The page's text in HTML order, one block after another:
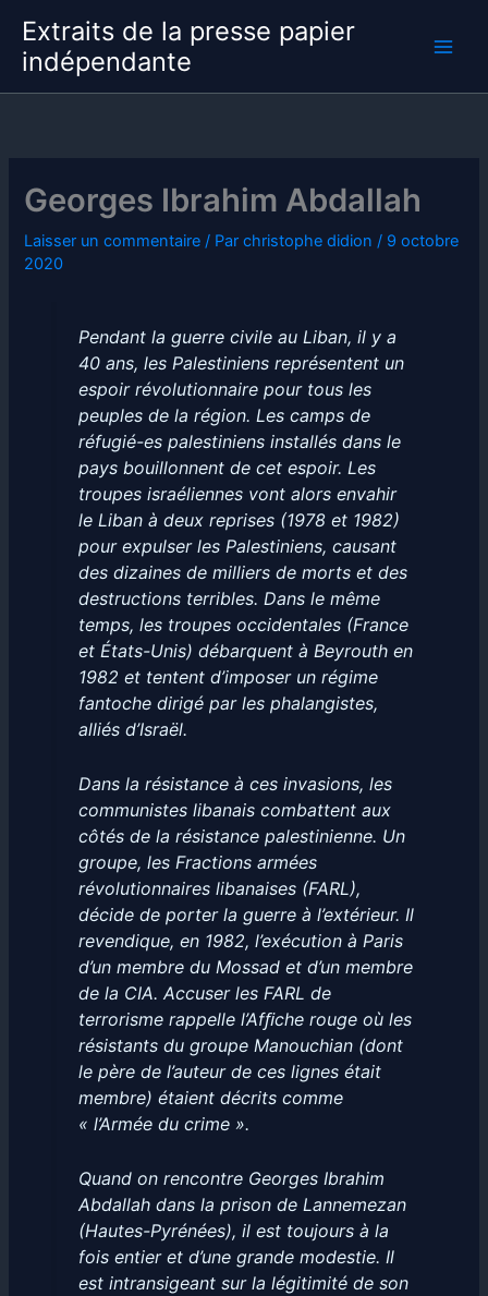
contenu
Extraits de la presse papier
indépendante
Georges Ibrahim Abdallah
Laisser un commentaire / Parchristophe didion / 9 octobre
2020
Pendant la guerre civile au Liban, il y a
40 ans, les Palestiniens représentent un
espoir révolutionnaire pour tous les
peuples de la région. Les camps de
réfugié-es palestiniens installés dans le
pays bouillonnent de cet espoir. Les
troupes israéliennes vont alors envahir
le Liban à deux reprises (1978 et 1982)
pour expulser les Palestiniens, causant
des dizaines de milliers de morts et des
destructions terribles. Dans le même
temps, les troupes occidentales (France
et États-Unis) débarquent à Beyrouth en
1982 et tentent d’imposer un régime
fantoche dirigé par les phalangistes,
alliés d’Israël.
Dans la résistance à ces invasions, les
communistes libanais combattent aux
côtés de la résistance palestinienne. Un
groupe, les Fractions armées
révolutionnaires libanaises (FARL),
décide de porter la guerre à l’extérieur. Il
revendique, en 1982, l’exécution à Paris
d’un membre du Mossad et d’un membre
de la CIA. Accuser les FARL de
terrorisme rappelle l’Afﬁche rouge où les
résistants du groupe Manouchian (dont
le père de l’auteur de ces lignes était
membre) étaient décrits comme
« l’Armée du crime ».
Quand on rencontre Georges Ibrahim
Abdallah dans la prison de Lannemezan
(Hautes-Pyrénées), il est toujours à la
fois entier et d’une grande modestie. Il
est intransigeant sur la légitimité de son